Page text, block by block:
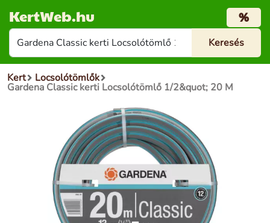
KertWeb.hu %
Kert Locsolótömlők
Gardena Classic kerti Locsolótömlő 1/2&quot; 20 M